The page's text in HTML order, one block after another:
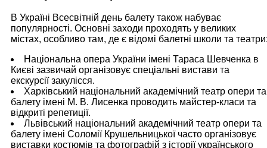
В Україні Всесвітній день балету також набуває
популярності. Основні заходи проходять у великих
містах, особливо там, де є відомі балетні школи та
Національна опера України імені Тараса Шевченка в
Києві зазвичай організовує спеціальні вистави та
екскурсії закулісся.
Харківський національний академічний театр опери та
балету імені М. В. Лисенка проводить майстер-класи та
відкриті репетиції.
Львівський національний академічний театр опери та
балету імені Соломії Крушельницької часто організовує
виставки костюмів та фотографій з історії українського